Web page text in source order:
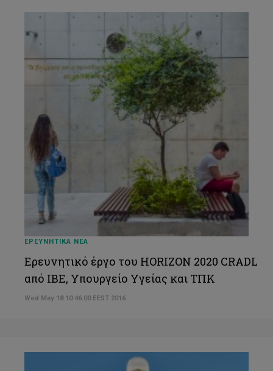
ΕΡΕΥΝΗΤΙΚΑ ΝΕΑ
Ερευνητικό έργο του HORIZON 2020 CRADL
από ΙΒΕ, Υπουργείο Υγείας και ΤΠΚ
Wed May 18 10:46:00 EEST 2016